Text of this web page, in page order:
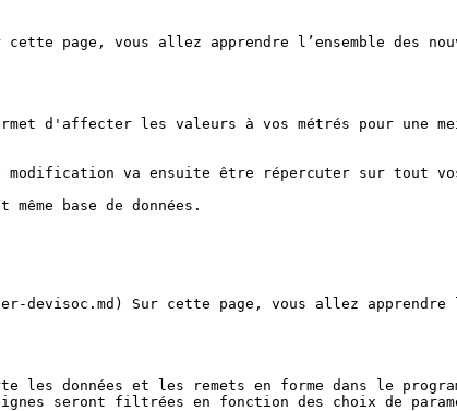
page, vous allez apprendre l’ensemble des
d'affecter les valeurs à vos métrés pour une
va ensuite être répercuter sur tout
base de données.
Sur cette page, vous allez
les données et les remets en forme dans le
seront filtrées en fonction des choix de